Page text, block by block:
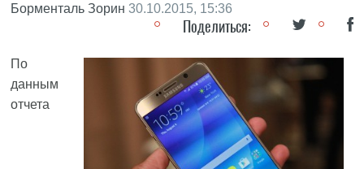
Борменталь Зорин 30.10.2015, 15:36
Поделиться:
По
данным
отчета